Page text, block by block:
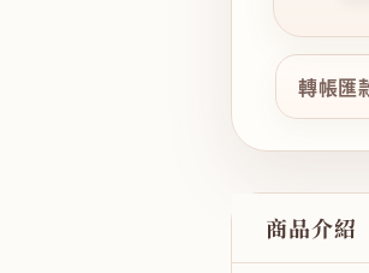
轉帳匯
商品介紹